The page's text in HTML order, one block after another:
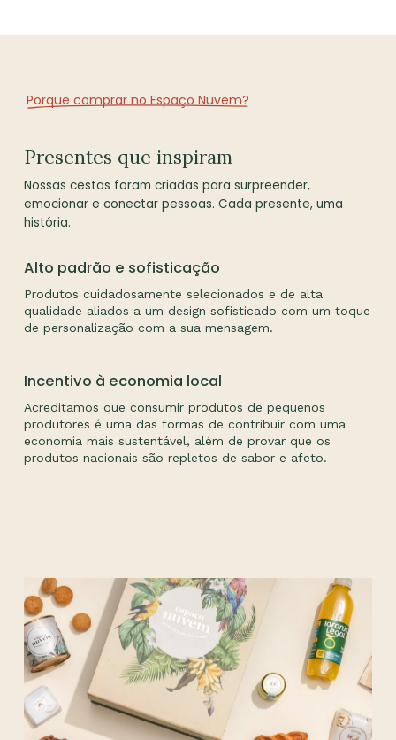
Porque comprar no Espaço Nuvem?
Presentes que inspiram
Nossas cestas foram criadas para surpreender,
emocionar e conectar pessoas. Cada presente, uma
história.
Alto padrão e sofisticação
Produtos cuidadosamente selecionados e de alta
qualidade aliados a um design sofisticado com um toque
de personalização com a sua mensagem.
Incentivo à economia local
Acreditamos que consumir produtos de pequenos
produtores é uma das formas de contribuir com uma
economia mais sustentável, além de provar que os
produtos nacionais são repletos de sabor e afeto.